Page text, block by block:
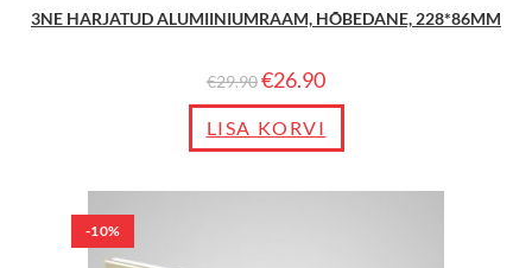
3NE HARJATUD ALUMIINIUMRAAM, HÕBEDANE, 228*86MM
€29.90€26.90
LISA KORVI
-10%